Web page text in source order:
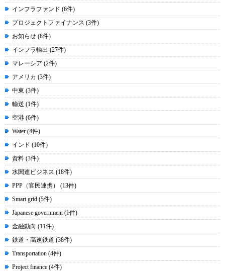
インフラファンド (6件)
プロジェクトファイナンス (3件)
お知らせ (8件)
インフラ輸出 (27件)
マレーシア (2件)
アメリカ (3件)
中東 (3件)
輸送 (1件)
空港 (6件)
Water (4件)
インド (10件)
資料 (3件)
水関連ビジネス (18件)
PPP（官民連携） (13件)
Smart grid (5件)
Japanese government (1件)
金融動向 (11件)
鉄道・高速鉄道 (38件)
Transportation (4件)
Project finance (4件)